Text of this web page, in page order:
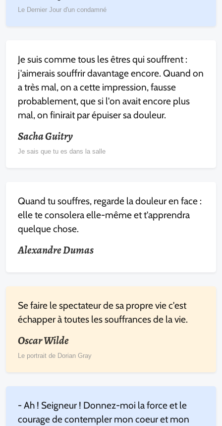
Le Dernier Jour d'un condamné
Je suis comme tous les êtres qui souffrent :
j'aimerais souffrir davantage encore. Quand on
a très mal, on a cette impression, fausse
probablement, que si l'on avait encore plus
mal, on finirait par épuiser sa douleur.
Sacha Guitry
Je sais que tu es dans la salle
Quand tu souffres, regarde la douleur en face :
elle te consolera elle-même et t'apprendra
quelque chose.
Alexandre Dumas
Se faire le spectateur de sa propre vie c'est
échapper à toutes les souffrances de la vie.
Oscar Wilde
Le portrait de Dorian Gray
- Ah ! Seigneur ! Donnez-moi la force et le
courage de contempler mon coeur et mon